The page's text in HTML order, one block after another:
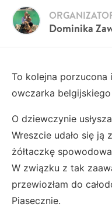
Dominika
To kolejna porzucona
owczarka
O dziewczynie
Wreszcie udało się ją
żółtaczkę
W związku z tak
przewiozłam do
Piasecznie.